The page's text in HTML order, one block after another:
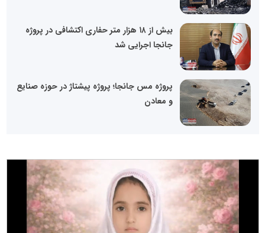
بیش از ۱۸ هزار متر حفاری اکتشافی در پروژه
جانجا اجرایی شد
پروژه مس جانجا؛ پروژه پیشتاژ در حوزه صنایع
و معادن